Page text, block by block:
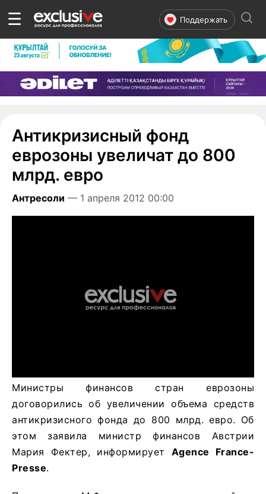
☰ Поддержать
Антикризисный фонд
еврозоны увеличат до 800
млрд. евро
Антресоли — 1 апреля 2012 00:00
Министры финансов стран еврозоны
договорились об увеличении объема средств
антикризисного фонда до 800 млрд. евро. Об
этом заявила министр финансов Австрии
Мария Фектер, информирует Agence France-
Presse.